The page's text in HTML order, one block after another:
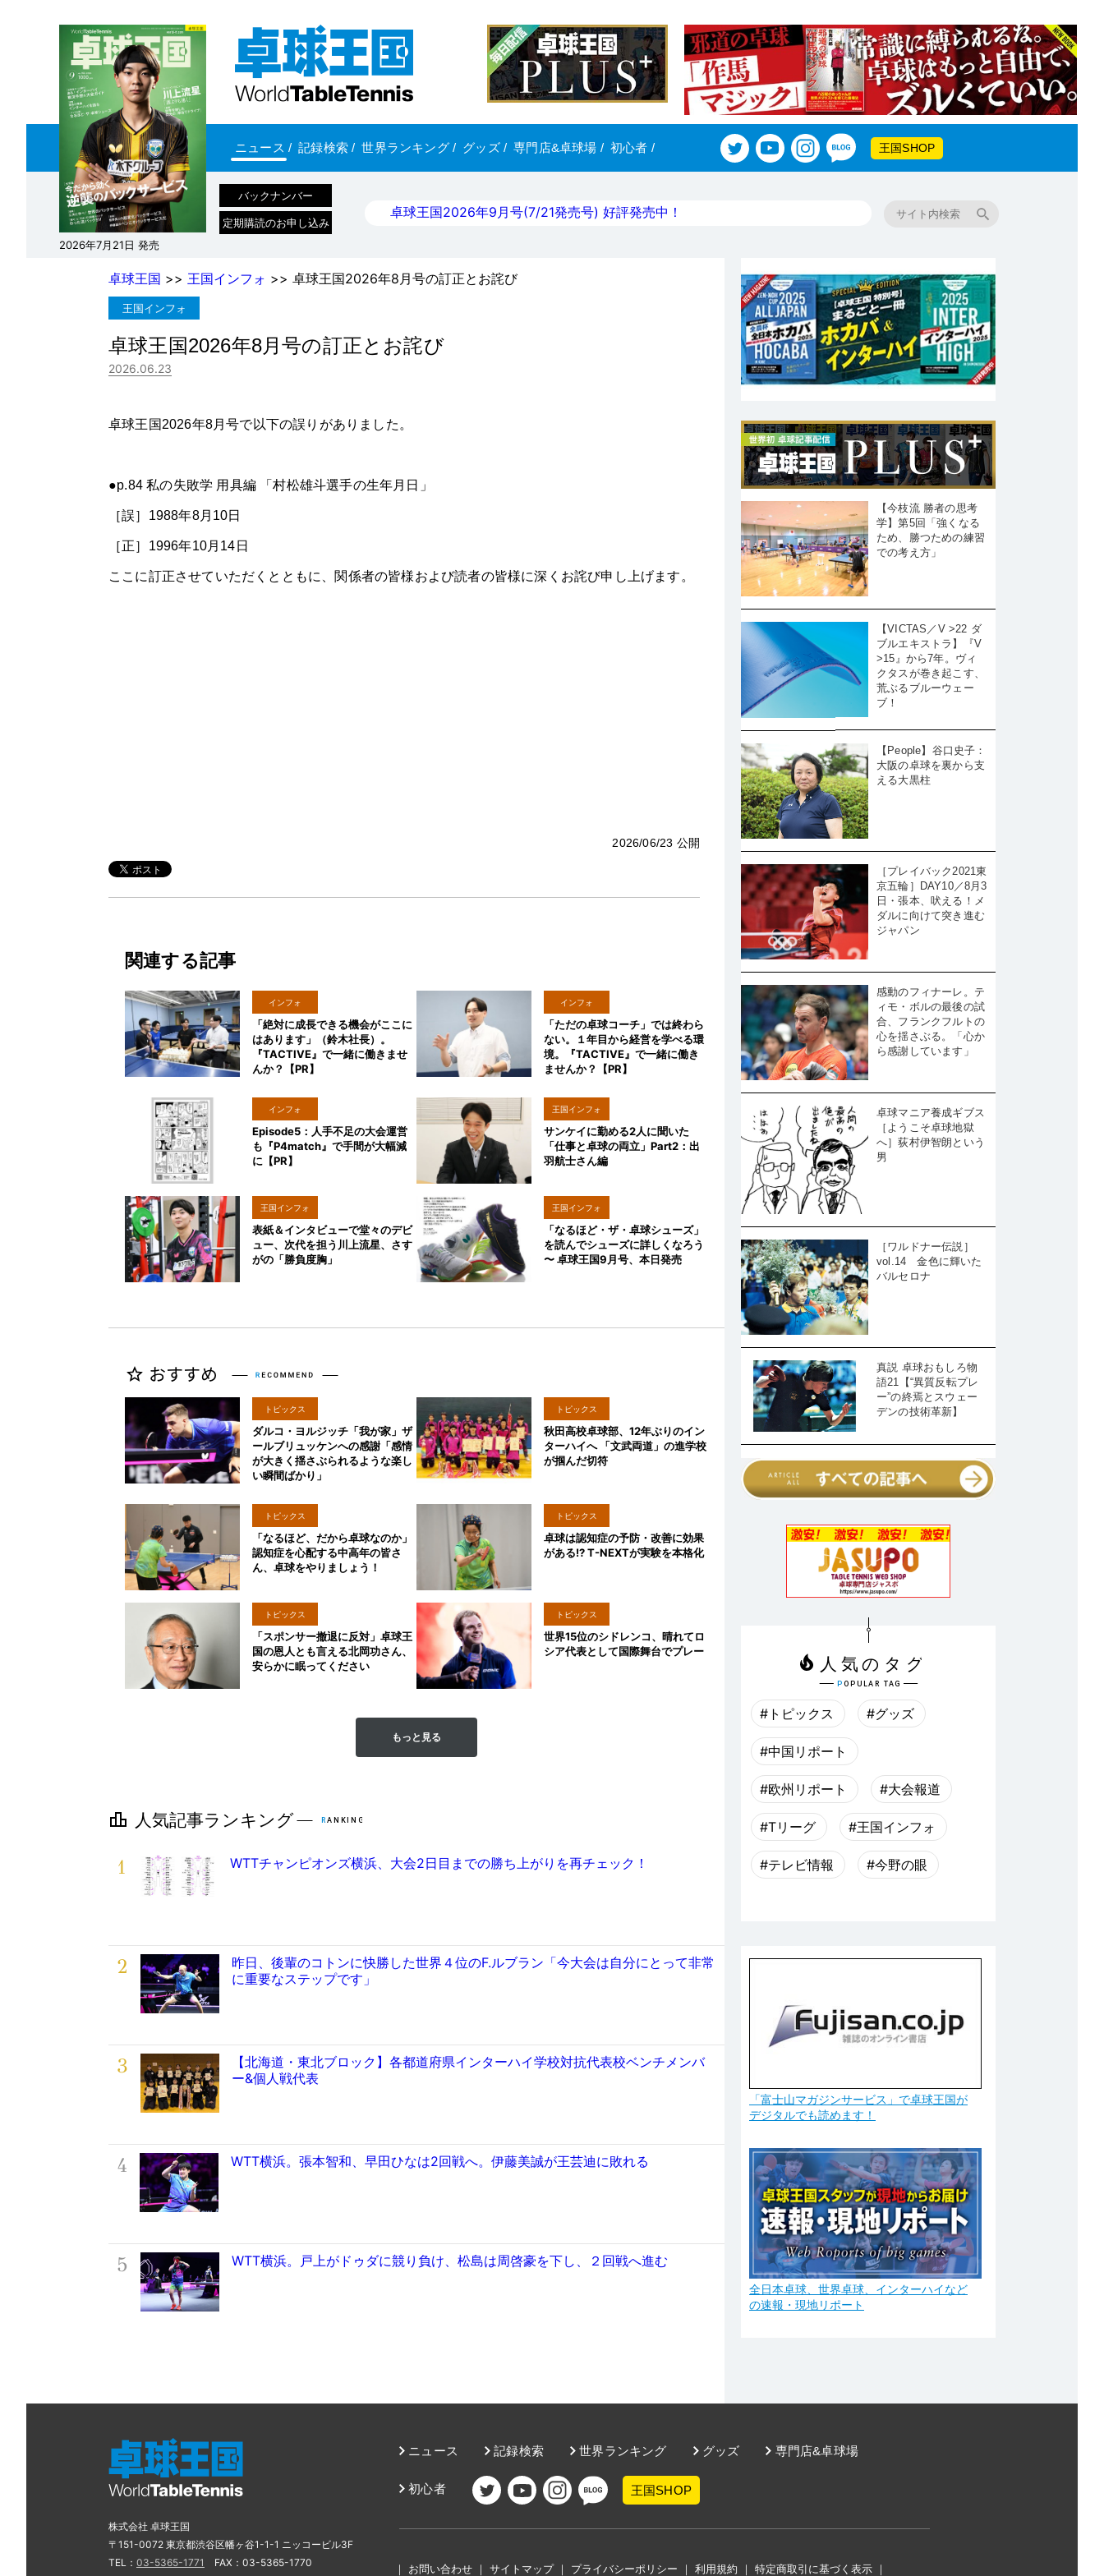
ニュース / 記録検索 / 世界ランキング/ グッズ/ 専門店&卓球場 / 初心者 / 王国SHOP
2026年7月21日 発売
バックナンバー
定期購読のお申し込み
卓球王国2026年9月号(7/21発売号) 好評発売中！
卓球王国 >> 王国インフォ >> 卓球王国2026年8月号の訂正とお詫び
王国インフォ
卓球王国2026年8月号の訂正とお詫び
2026.06.23
卓球王国2026年8月号で以下の誤りがありました。
●p.84 私の失敗学 用具編 「村松雄斗選手の生年月日」
［誤］1988年8月10日
［正］1996年10月14日
ここに訂正させていただくとともに、関係者の皆様および読者の皆様に深くお詫び申し上げます。
2026/06/23 公開
関連する記事
インフォ
「絶対に成長できる機会がここに
はあります」（鈴木社長）。
『TACTIVE』で一緒に働きませ
んか？【PR】
インフォ
「ただの卓球コーチ」では終わら
ない。１年目から経営を学べる環
境。『TACTIVE』で一緒に働き
ませんか？【PR】
インフォ
Episode5：人手不足の大会運営
も『P4match』で手間が大幅減
に【PR】
王国インフォ
サンケイに勤める2人に聞いた
「仕事と卓球の両立」Part2：出
羽航士さん編
王国インフォ
表紙＆インタビューで堂々のデビ
ュー、次代を担う川上流星、さす
がの「勝負度胸」
王国インフォ
「なるほど・ザ・卓球シューズ」
を読んでシューズに詳しくなろう
〜 卓球王国9月号、本日発売
トピックス
ダルコ・ヨルジッチ「我が家」ザ
ールブリュッケンへの感謝「感情
が大きく揺さぶられるような楽し
い瞬間ばかり」
トピックス
秋田高校卓球部、12年ぶりのイン
ターハイへ 「文武両道」の進学校
が掴んだ切符
トピックス
「なるほど、だから卓球なのか」
認知症を心配する中高年の皆さ
ん、卓球をやりましょう！
トピックス
卓球は認知症の予防・改善に効果
がある!? T-NEXTが実験を本格化
トピックス
「スポンサー撤退に反対」卓球王
国の恩人とも言える北岡功さん、
安らかに眠ってください
トピックス
世界15位のシドレンコ、晴れてロ
シア代表として国際舞台でプレー
もっと見る
1 WTTチャンピオンズ横浜、大会2日目までの勝ち上がりを再チェック！
2
昨日、後輩のコトンに快勝した世界４位のF.ルブラン「今大会は自分にとって非常
に重要なステップです」
3
【北海道・東北ブロック】各都道府県インターハイ学校対抗代表校ベンチメンバ
ー&個人戦代表
4 WTT横浜。張本智和、早田ひなは2回戦へ。伊藤美誠が王芸迪に敗れる
5 WTT横浜。戸上がドゥダに競り負け、松島は周啓豪を下し、２回戦へ進む
【今枝流 勝者の思考
学】第5回「強くなる
ため、勝つための練習
での考え方」
【VICTAS／V >22 ダ
ブルエキストラ】『V
>15』から7年。ヴィ
クタスが巻き起こす、
荒ぶるブルーウェー
ブ！
【People】谷口史子：
大阪の卓球を裏から支
える大黒柱
［プレイバック2021東
京五輪］DAY10／8月3
日・張本、吠える！メ
ダルに向けて突き進む
ジャパン
感動のフィナーレ。テ
ィモ・ボルの最後の試
合、フランクフルトの
心を揺さぶる。「心か
ら感謝しています」
卓球マニア養成ギブス
［ようこそ卓球地獄
へ］荻村伊智朗という
男
［ワルドナー伝説］
vol.14 金色に輝いた
バルセロナ
真説 卓球おもしろ物
語21【“異質反転プレ
ー”の終焉とスウェー
デンの技術革新】
#トピックス #グッズ
#中国リポート
#欧州リポート #大会報道
#Tリーグ #王国インフォ
#テレビ情報 #今野の眼
「富士山マガジンサービス」で卓球王国が
デジタルでも読めます！
全日本卓球、世界卓球、インターハイなど
の速報・現地リポート
ニュース 記録検索 世界ランキング グッズ 専門店&卓球場
初心者 王国SHOP
｜ お問い合わせ ｜ サイトマップ｜ プライバシーポリシー ｜ 利用規約 ｜ 特定商取引に基づく表示 ｜
株式会社 卓球王国
〒151-0072 東京都渋谷区幡ヶ谷1-1-1 ニッコービル3F
TEL： 03-5365-1771 FAX：03-5365-1770